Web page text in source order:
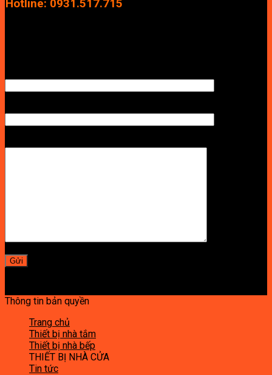
Hotline: 0931.517.715
Thông tin bản quyền
Trang chủ
Thiết bị nhà tắm
Thiết bị nhà bếp
THIẾT BỊ NHÀ CỬA
Tin tức